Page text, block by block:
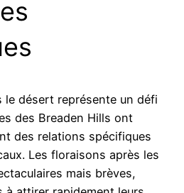
le désert représente un défi
des Breaden Hills ont
des relations spécifiques
Les floraisons après les
mais brèves,